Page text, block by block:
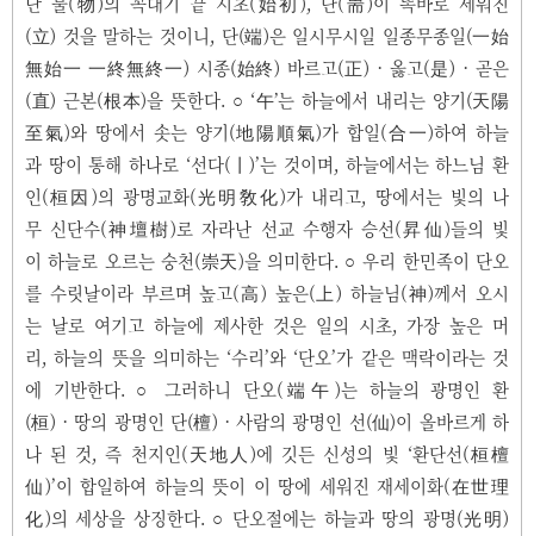
(立) 것을 말하는 것이니, 단(端)은 일시무시일 일종무종일(一始
無始一 一終無終一) 시종(始終) 바르고(正) · 옳고(是) · 곧은
(直) 근본(根本)을 뜻한다. ○ ‘午’는 하늘에서 내리는 양기(天陽
至氣)와 땅에서 솟는 양기(地陽順氣)가 합일(合一)하여 하늘
과 땅이 통해 하나로 ‘선다(丨)’는 것이며, 하늘에서는 하느님 환
인(桓因)의 광명교화(光明敎化)가 내리고, 땅에서는 빛의 나
무 신단수(神壇樹)로 자라난 선교 수행자 승선(昇仙)들의 빛
이 하늘로 오르는 숭천(崇天)을 의미한다. ○ 우리 한민족이 단오
를 수릿날이라 부르며 높고(高) 높은(上) 하늘님(神)께서 오시
는 날로 여기고 하늘에 제사한 것은 일의 시초, 가장 높은 머
리, 하늘의 뜻을 의미하는 ‘수리’와 ‘단오’가 같은 맥락이라는 것
에 기반한다. ○ 그러하니 단오(端午)는 하늘의 광명인 환
(桓) · 땅의 광명인 단(檀) · 사람의 광명인 선(仙)이 올바르게 하
나 된 것, 즉 천지인(天地人)에 깃든 신성의 빛 ‘환단선(桓檀
仙)’이 합일하여 하늘의 뜻이 이 땅에 세워진 재세이화(在世理
化)의 세상을 상징한다. ○ 단오절에는 하늘과 땅의 광명(光明)